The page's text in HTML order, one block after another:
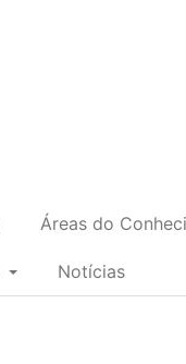
Áreas do
Notícias